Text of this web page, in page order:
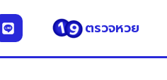
ตรวจหวย